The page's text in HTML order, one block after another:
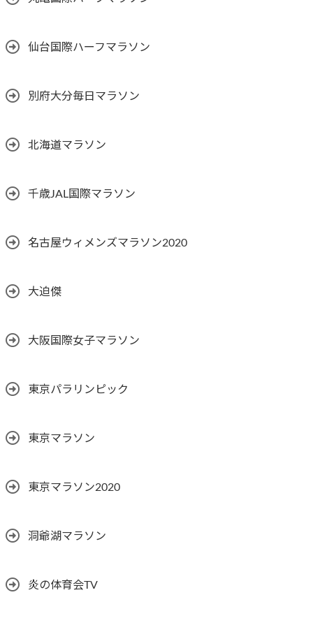
仙台国際ハーフマラソン
別府大分毎日マラソン
北海道マラソン
千歳JAL国際マラソン
名古屋ウィメンズマラソン2020
大迫傑
大阪国際女子マラソン
東京パラリンピック
東京マラソン
東京マラソン2020
洞爺湖マラソン
炎の体育会TV